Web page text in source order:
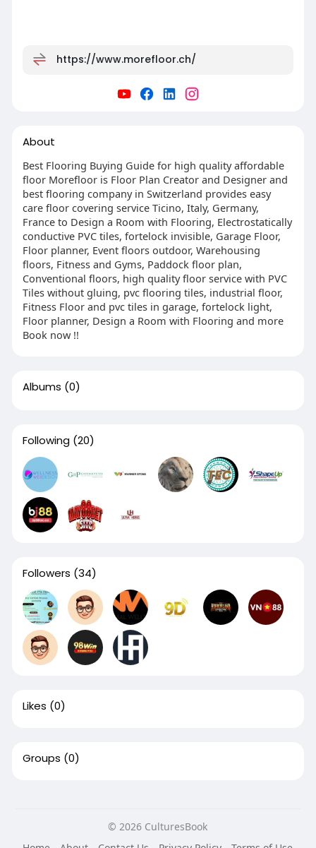
https://www.morefloor.ch/
About
Best Flooring Buying Guide for high quality affordable
floor Morefloor is Floor Plan Creator and Designer and
best flooring company in Switzerland provides easy
care floor covering service Ticino, Italy, Germany,
France to Design a Room with Flooring, Electrostatically
conductive PVC tiles, fortelock invisible, Garage Floor,
Floor planner, Event floors outdoor, Warehousing
floors, Fitness and Gyms, Paddock floor plan,
Conventional floors, high quality floor service with PVC
Tiles without gluing, pvc flooring tiles, industrial floor,
Fitness Floor and pvc tiles in garage, fortelock light,
Floor planner, Design a Room with Flooring and more
Book now !!
Albums (0)
Following (20)
Followers (34)
Likes (0)
Groups (0)
© 2026 CulturesBook